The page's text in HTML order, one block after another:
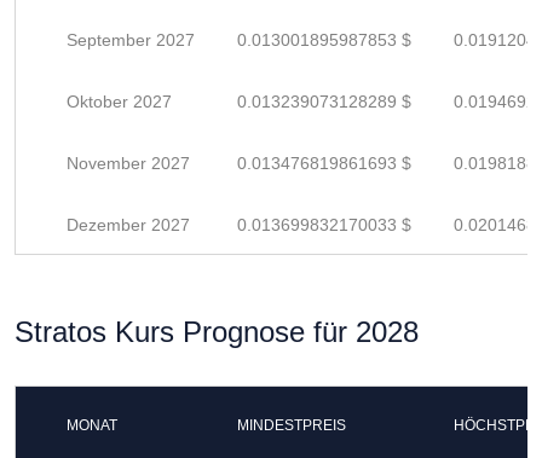
September 2027 0.013001895987853 $
Oktober 2027 0.013239073128289 $
November 2027 0.013476819861693 $
Dezember 2027 0.013699832170033 $
Stratos Kurs Prognose für 2028
MONAT MINDESTPREIS